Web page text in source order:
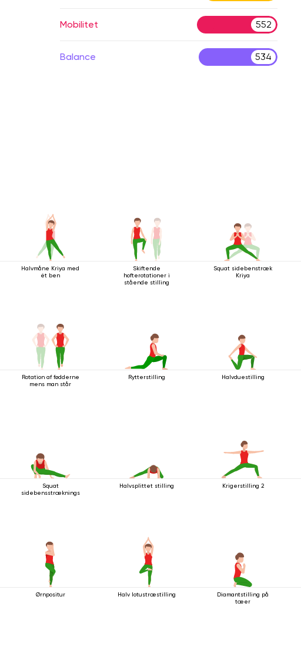
Mobilitet 552
Balance 534
Halvmåne Kriya med
ét ben
Skiftende
hofterotationer i
stående stilling
Squat sidebenstræk
Kriya
Rotation af fødderne
mens man står
Rytterstilling Halvduestilling
Squat
sidebensstrækningsstilling
Halvsplittet stilling Krigerstilling 2
Ørnpositur Halv lotustræstilling
Diamantstilling på
tæer